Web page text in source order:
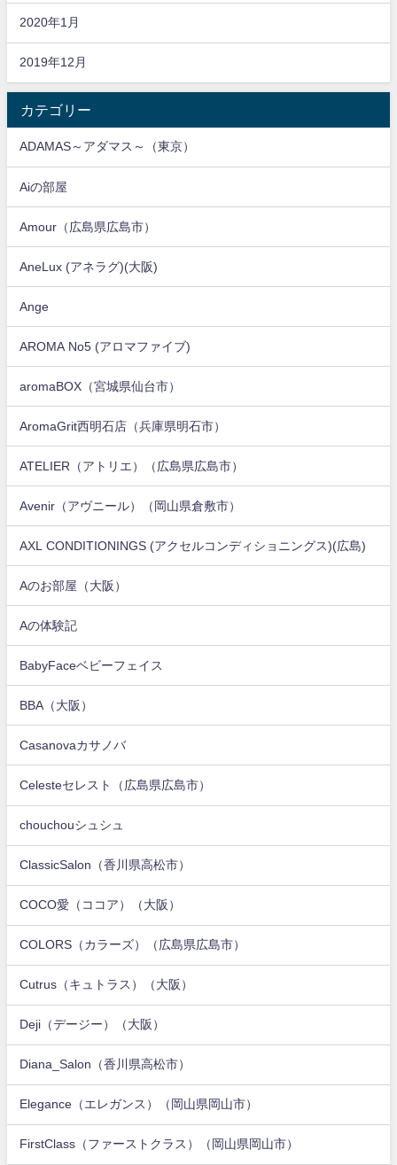
2020年1月
2019年12月
カテゴリー
ADAMAS～アダマス～（東京）
Aiの部屋
Amour（広島県広島市）
AneLux (アネラグ)(大阪)
Ange
AROMA No5 (アロマファイブ)
aromaBOX（宮城県仙台市）
AromaGrit西明石店（兵庫県明石市）
ATELIER（アトリエ）（広島県広島市）
Avenir（アヴニール）（岡山県倉敷市）
AXL CONDITIONINGS (アクセルコンディショニングス)(広島)
Aのお部屋（大阪）
Aの体験記
BabyFaceベビーフェイス
BBA（大阪）
Casanovaカサノバ
Celesteセレスト（広島県広島市）
chouchouシュシュ
ClassicSalon（香川県高松市）
COCO愛（ココア）（大阪）
COLORS（カラーズ）（広島県広島市）
Cutrus（キュトラス）（大阪）
Deji（デージー）（大阪）
Diana_Salon（香川県高松市）
Elegance（エレガンス）（岡山県岡山市）
FirstClass（ファーストクラス）（岡山県岡山市）